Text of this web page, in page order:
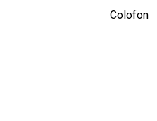
Colofon